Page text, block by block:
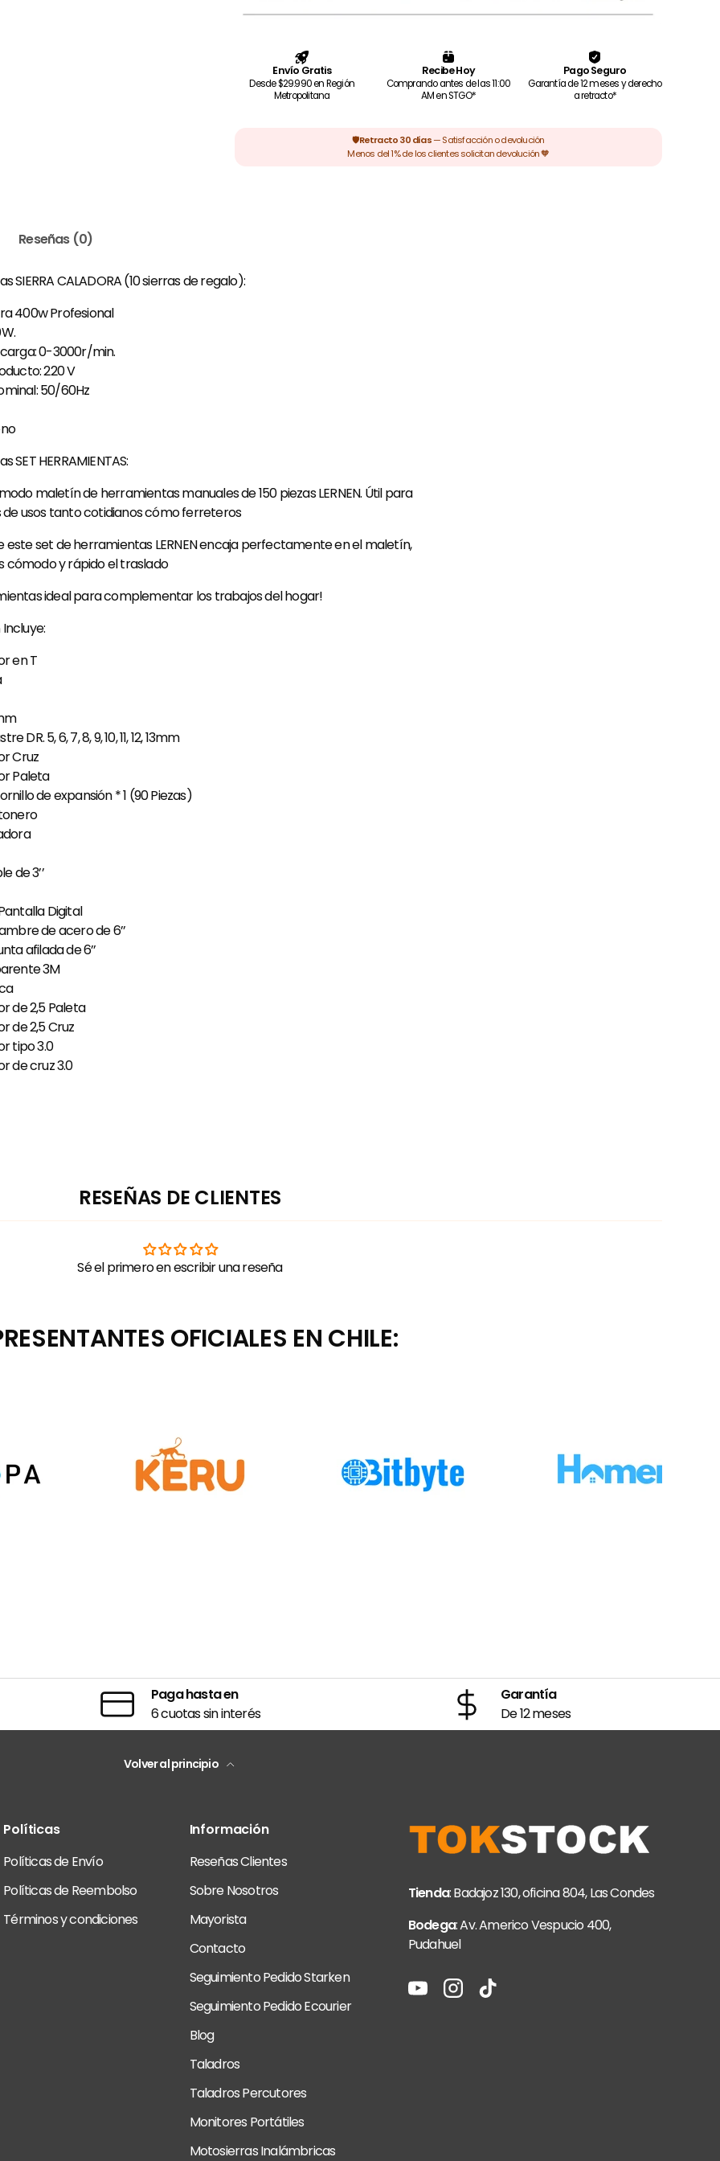
Reseñas (0)
SIERRA CALADORA (10 sierras de regalo):
400w Profesional
0-3000r/min.
220 V
50/60Hz
HERRAMIENTAS:
maletín de herramientas manuales de 150 piezas LERNEN. Útil para
de usos tanto cotidianos cómo ferreteros
este set de herramientas LERNEN encaja perfectamente en el maletín,
cómodo y rápido el traslado
ideal para complementar los trabajos del hogar!
en T
DR. 5, 6, 7, 8, 9, 10, 11, 12, 13mm
Cruz
Paleta
de expansión * 1 (90 Piezas)
de 3’’
Digital
de acero de 6’’
afilada de 6’’
3M
de 2,5 Paleta
de 2,5 Cruz
tipo 3.0
de cruz 3.0
RESEÑAS DE CLIENTES
Sé el primero en escribir una reseña
OFICIALES EN CHILE:
Paga hasta en
6 cuotas sin interés
Garantía
De 12 meses
Volver al principio
Políticas
Políticas de Envío
Políticas de Reembolso
Términos y condiciones
Información
Reseñas Clientes
Sobre Nosotros
Mayorista
Contacto
Seguimiento Pedido Starken
Seguimiento Pedido Ecourier
Blog
Taladros
Taladros Percutores
Monitores Portátiles
Motosierras Inalámbricas
Tienda: Badajoz 130, oficina 804, Las Condes
Bodega: Av. Americo Vespucio 400,
Pudahuel
YouTubeInstagramTikTok